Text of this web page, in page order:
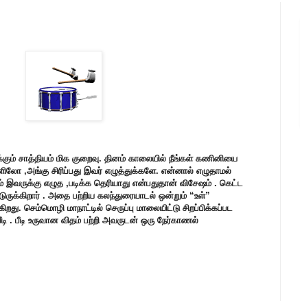
சாத்தியம் மிக குறைவு. தினம் காலையில் நீங்கள் கணினியை
,அங்கு சிரிப்பது இவர் எழுத்துக்களே. என்னால் எழுதாமல்
இவருக்கு எழுத ,படிக்க தெரியாது என்பதுதான் விசேஷம் . கெட்ட
. அதை பற்றிய கலந்துரையாடல் ஒன்றும் “உள்”
செம்மொழி மாநாட்டில் செருப்பு மாலையிட்டு சிறப்பிக்கப்பட
. பீடி உருவான விதம் பற்றி அவருடன் ஒரு நேர்காணல்